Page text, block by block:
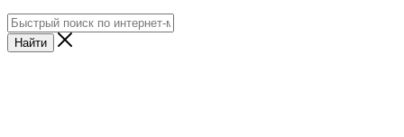
Найти